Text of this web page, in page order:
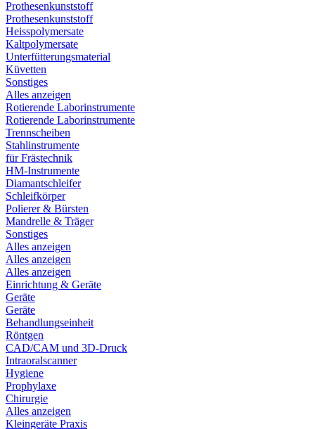
Prothesenkunststoff
Prothesenkunststoff
Heisspolymersate
Kaltpolymersate
Unterfütterungsmaterial
Küvetten
Sonstiges
Alles anzeigen
Rotierende Laborinstrumente
Rotierende Laborinstrumente
Trennscheiben
Stahlinstrumente
für Frästechnik
HM-Instrumente
Diamantschleifer
Schleifkörper
Polierer & Bürsten
Mandrelle & Träger
Sonstiges
Alles anzeigen
Alles anzeigen
Alles anzeigen
Einrichtung & Geräte
Geräte
Geräte
Behandlungseinheit
Röntgen
CAD/CAM und 3D-Druck
Intraoralscanner
Hygiene
Prophylaxe
Chirurgie
Alles anzeigen
Kleingeräte Praxis